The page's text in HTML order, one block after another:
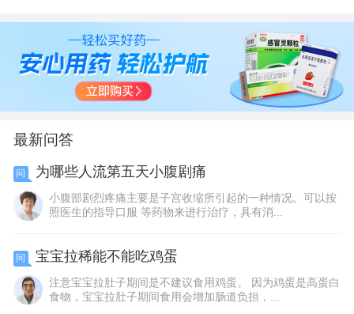
最新问答
问 为哪些人流第五天小腹剧痛
小腹部剧烈疼痛主要是子宫收缩所引起的一种情况。可以按
照医生的指导口服 等药物来进行治疗，具有消...
问 宝宝拉稀能不能吃鸡蛋
注意宝宝拉肚子期间是不建议食用鸡蛋。 因为鸡蛋是高蛋白
食物，宝宝拉肚子期间食用会增加肠道负担，...